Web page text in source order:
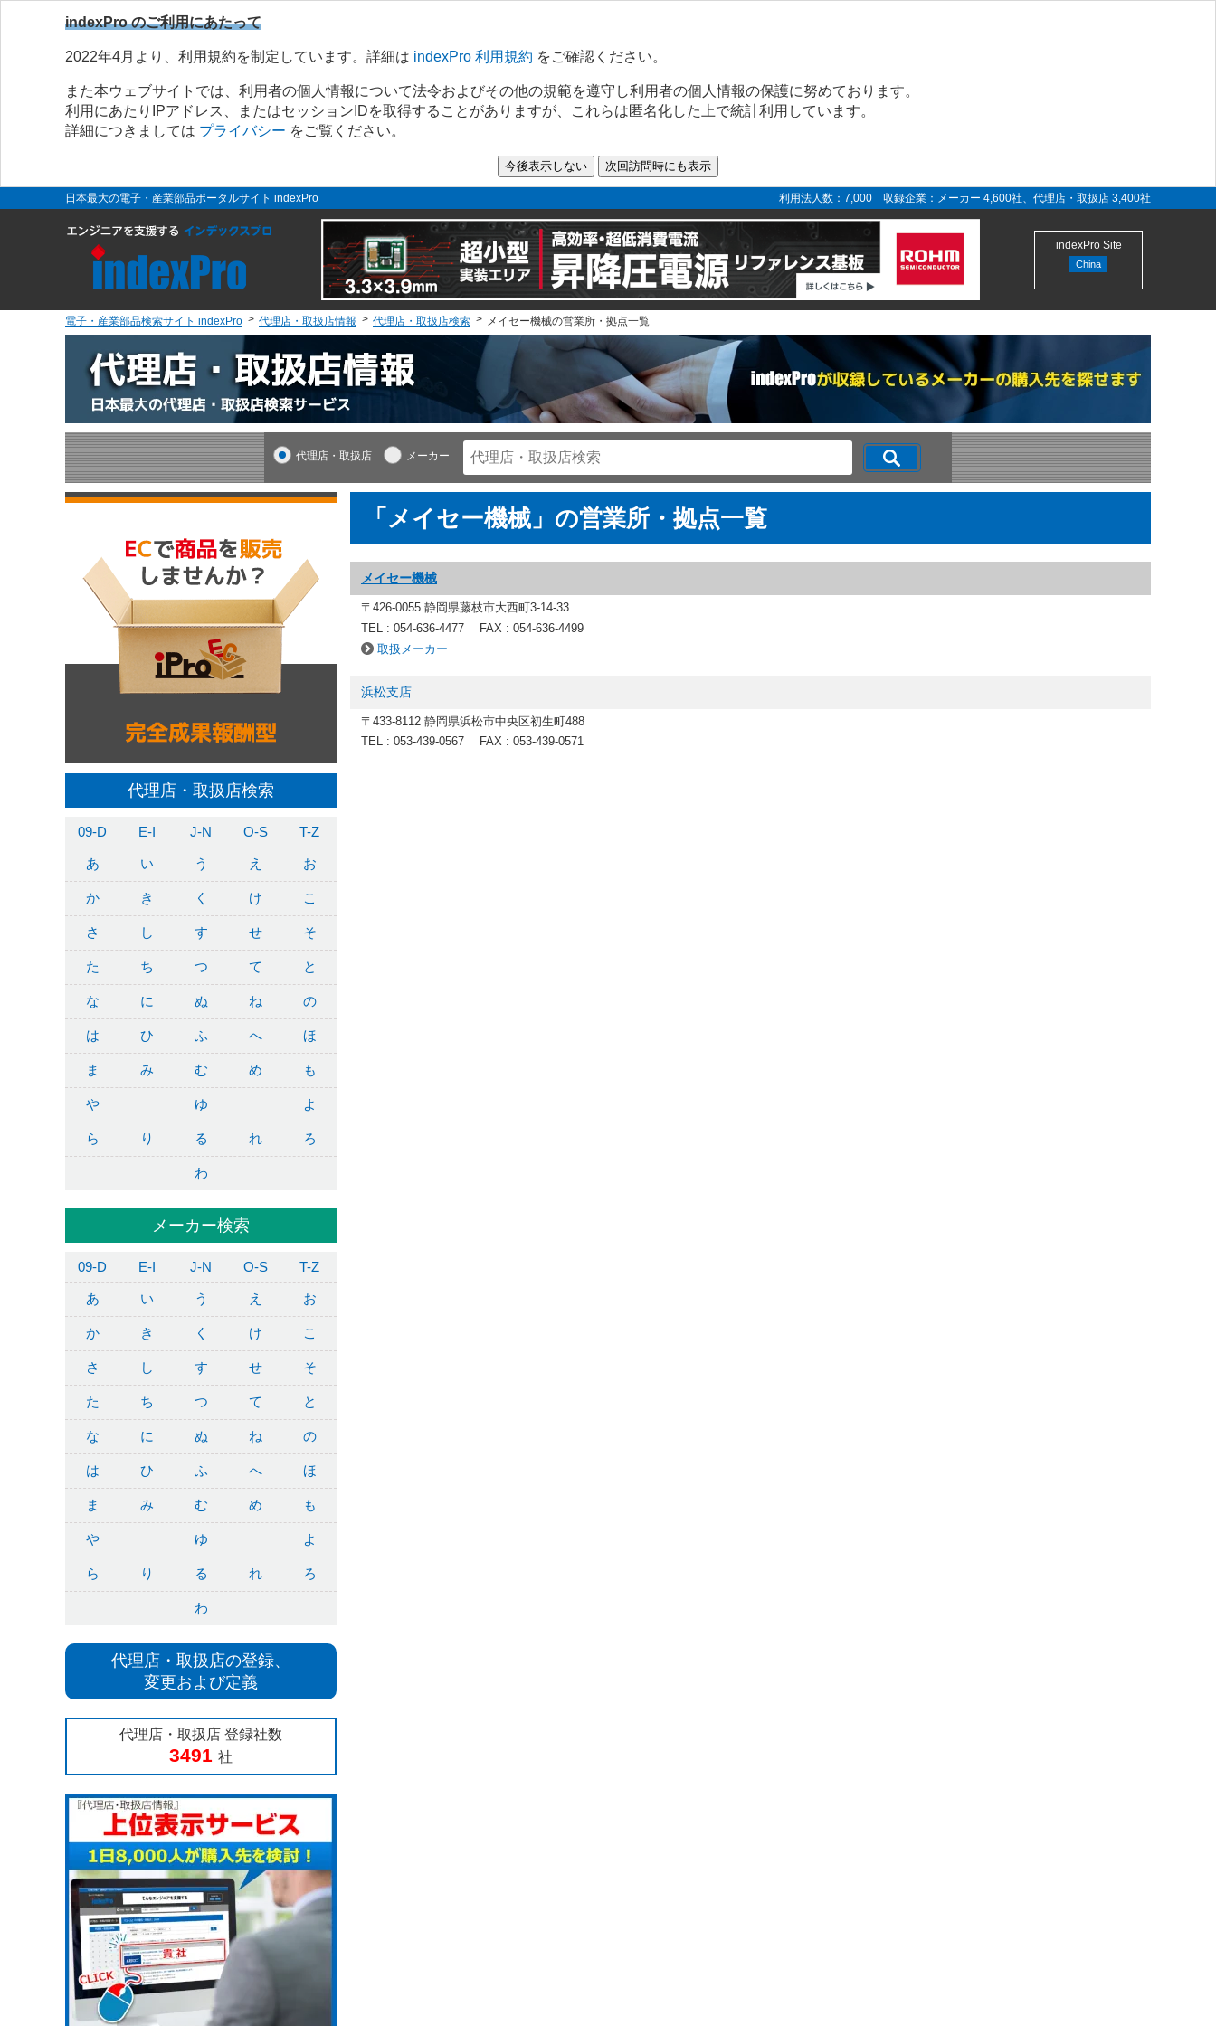
indexPro のご利用にあたって
2022年4月より、利用規約を制定しています。詳細は indexPro 利用規約 をご確認ください。
また本ウェブサイトでは、利用者の個人情報について法令およびその他の規範を遵守し利用者の個人情報の保護に努めております。
利用にあたりIPアドレス、またはセッションIDを取得することがありますが、これらは匿名化した上で統計利用しています。
詳細につきましては プライバシー をご覧ください。
日本最大の電子・産業部品ポータルサイト indexPro 利用法人数：7,000 収録企業：メーカー 4,600社、代理店・取扱店 3,400社
indexPro Site
China
電子・産業部品検索サイト indexPro 代理店・取扱店情報 代理店・取扱店検索 メイセー機械の営業所・拠点一覧
代理店・取扱店 メーカー
代理店・取扱店検索
09-D E-I J-N O-S T-Z
あ い う え お
か き く け こ
さ し す せ そ
た ち つ て と
な に ぬ ね の
は ひ ふ へ ほ
ま み む め も
や ゆ よ
ら り る れ ろ
わ
メーカー検索
09-D E-I J-N O-S T-Z
あ い う え お
か き く け こ
さ し す せ そ
た ち つ て と
な に ぬ ね の
は ひ ふ へ ほ
ま み む め も
や ゆ よ
ら り る れ ろ
わ
代理店・取扱店の登録、
変更および定義
代理店・取扱店 登録社数
3491 社
「メイセー機械」の営業所・拠点一覧
メイセー機械
〒426-0055 静岡県藤枝市大西町3-14-33
TEL : 054-636-4477
FAX : 054-636-4499
取扱メーカー
浜松支店
〒433-8112 静岡県浜松市中央区初生町488
TEL : 053-439-0567
FAX : 053-439-0571